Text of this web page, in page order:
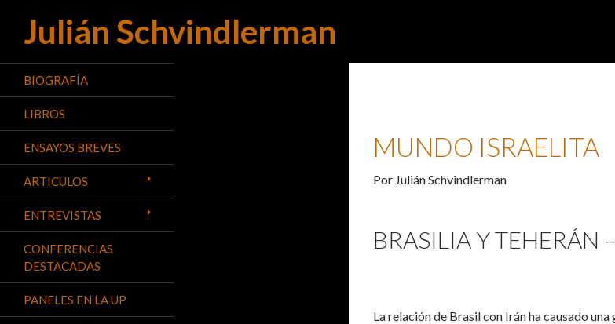
Julián Schvindlerman
Buscar
MUNDO ISRAELITA
Por Julián Schvindlerman
BRASILIA Y TEHERÁN
La relación de Brasil con Irán ha causado
BIOGRAFÍA
LIBROS
ENSAYOS BREVES
ARTICULOS
ENTREVISTAS
CONFERENCIAS
DESTACADAS
PANELES EN LA UP